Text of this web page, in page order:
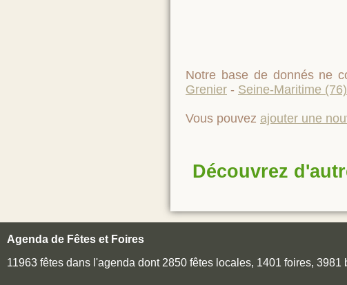
Notre base de donnés ne
Grenier - Seine-Maritime (76)
Vous pouvez ajouter une
Découvrez
Agenda de Fêtes et Foires
11963 fêtes dans l'agenda dont 2850 fêtes locales, 1401 foires,